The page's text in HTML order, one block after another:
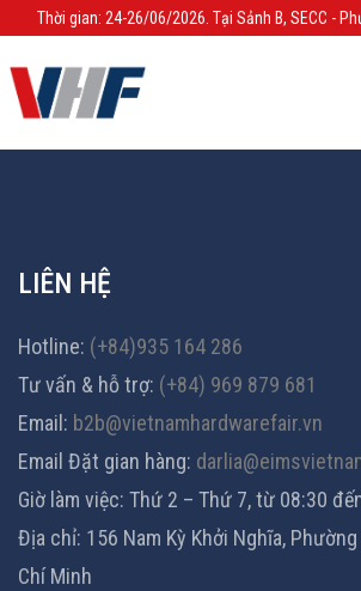
Thời gian: 24-26/06/2026. Tại Sảnh B, SECC -
LIÊN HỆ
Hotline: (+84)935 164 286
Tư vấn & hỗ trợ: (+84) 969 879 681
Email: b2b@vietnamhardwarefair.vn
Email Đặt gian hàng:
Giờ làm việc: Thứ 2 – Thứ 7, từ 08:30
Địa chỉ: 156 Nam Kỳ Khởi Nghĩa, Phường
Chí Minh